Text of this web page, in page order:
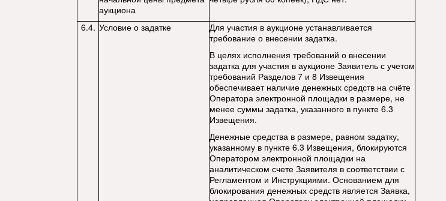
аукциона
6.4. Условие о задатке
Для участия в аукционе устанавливается
требование о внесении задатка.
В целях исполнения требований о внесении
задатка для участия в аукционе Заявитель с учетом
требований Разделов 7 и 8 Извещения
обеспечивает наличие денежных средств на счёте
Оператора электронной площадки в размере, не
менее суммы задатка, указанного в пункте 6.3
Извещения.
Денежные средства в размере, равном задатку,
указанному в пункте 6.3 Извещения, блокируются
Оператором электронной площадки на
аналитическом счете Заявителя в соответствии с
Регламентом и Инструкциями. Основанием для
блокирования денежных средств является Заявка,